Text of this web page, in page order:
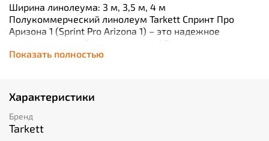
Ширина линолеума: 3 м, 3,5 м, 4 м
Полукоммерческий линолеум Tarkett Спринт Про
Аризона 1 (Sprint Pro Arizona 1) – это надежное
решение для любого помещения! Благодаря толщине
1.80 мм он устойчив к нагрузкам и истиранию,
защиту от царапин и легкий уход за покрытием, что
значительно упрощает его эксплуатацию и сохраняет
внешний вид на долгое время. Линолеум представлен
в актуальном дизайне Arizona 1, который гармонично
Показать полностью
Характеристики
Бренд
Tarkett